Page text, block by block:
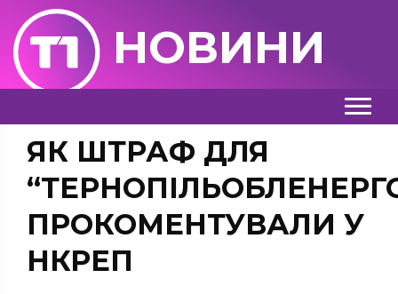
НОВИНИ
ЯК ШТРАФ ДЛЯ
ПРОКОМЕНТУВАЛИ У
НКРЕП